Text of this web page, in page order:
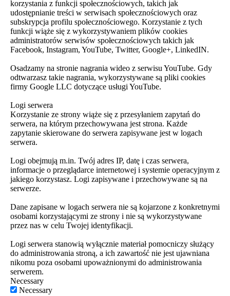
korzystania z funkcji społecznościowych, takich jak
udostępnianie treści w serwisach społecznościowych oraz
subskrypcja profilu społecznościowego. Korzystanie z tych
funkcji wiąże się z wykorzystywaniem plików cookies
administratorów serwisów społecznościowych takich jak
Facebook, Instagram, YouTube, Twitter, Google+, LinkedIN.
Osadzamy na stronie nagrania wideo z serwisu YouTube. Gdy
odtwarzasz takie nagrania, wykorzystywane są pliki cookies
firmy Google LLC dotyczące usługi YouTube.
Logi serwera
Korzystanie ze strony wiąże się z przesyłaniem zapytań do
serwera, na którym przechowywana jest strona. Każde
zapytanie skierowane do serwera zapisywane jest w logach
serwera.
Logi obejmują m.in. Twój adres IP, datę i czas serwera,
informacje o przeglądarce internetowej i systemie operacyjnym z
jakiego korzystasz. Logi zapisywane i przechowywane są na
serwerze.
Dane zapisane w logach serwera nie są kojarzone z konkretnymi
osobami korzystającymi ze strony i nie są wykorzystywane
przez nas w celu Twojej identyfikacji.
Logi serwera stanowią wyłącznie materiał pomocniczy służący
do administrowania stroną, a ich zawartość nie jest ujawniana
nikomu poza osobami upoważnionymi do administrowania
serwerem.
Necessary
Necessary